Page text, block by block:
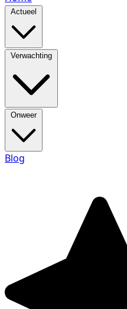
Actueel
Verwachting
Onweer
Blog